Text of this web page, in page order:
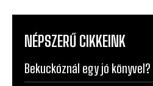
NÉPSZERŰ CIKKEINK
Bekuckóznál egy jó